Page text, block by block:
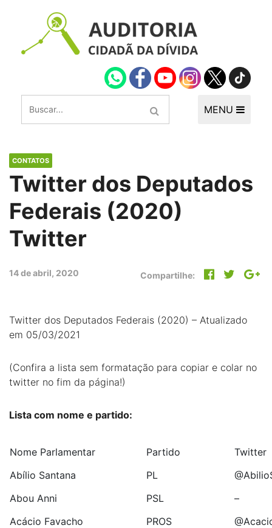
MENU
CONTATOS
Twitter dos Deputados
Federais (2020)
Twitter
14 de abril, 2020 Compartilhe:
Twitter dos Deputados Federais (2020) – Atualizado
em 05/03/2021
(Confira a lista sem formatação para copiar e colar no
twitter no fim da página!)
Lista com nome e partido:
Nome Parlamentar Partido
Twitter
Abílio Santana
PL
Abou Anni
PSL
–
Acácio Favacho
PROS